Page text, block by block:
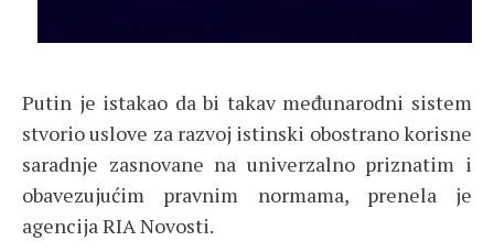
Putin je istakao da bi takav međunarodni sistem
stvorio uslove za razvoj istinski obostrano korisne
saradnje zasnovane na univerzalno priznatim i
obavezujućim pravnim normama, prenela je
agencija RIA Novosti.